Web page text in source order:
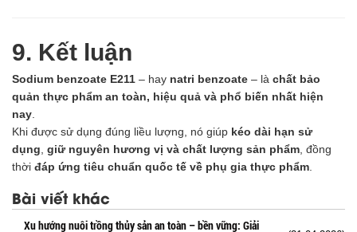
9. Kết luận
Sodium benzoate E211 – hay natri benzoate – là chất bảo
quản thực phẩm an toàn, hiệu quả và phổ biến nhất hiện
nay
Khi được sử dụng đúng liều lượng, nó giúp kéo dài hạn sử
dụng giữ nguyên hương vị và chất lượng sản phẩm , đồng
thời đáp ứng tiêu chuẩn quốc tế về phụ gia thực phẩm
Bài viết khác
Xu hướng nuôi trồng thủy sản an toàn – bền vững: Giải